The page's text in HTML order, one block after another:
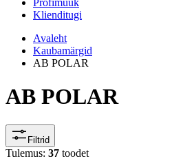
Profimüük
Klienditugi
Avaleht
Kaubamärgid
AB POLAR
AB POLAR
Filtrid
Tulemus: 37 toodet